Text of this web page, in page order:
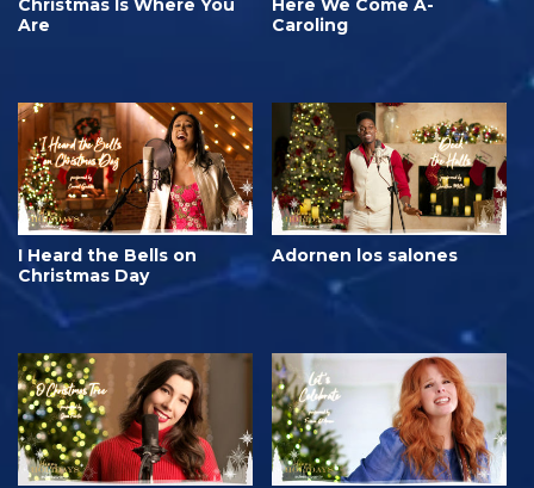
Christmas Is Where You
Are
Here We Come A-
Caroling
I Heard the Bells on
Christmas Day
Adornen los salones